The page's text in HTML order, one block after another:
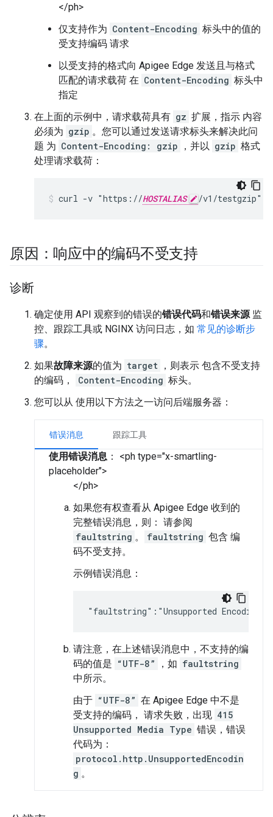
</ph>
仅支持作为 Content-Encoding 标头中的值的
受支持编码 请求
以受支持的格式向 Apigee Edge 发送且与格式
匹配的请求载荷 在 Content-Encoding 标头中
指定
在上面的示例中，请求载荷具有 gz 扩展，指示 内容
必须为 gzip 。您可以通过发送请求标头来解决此问
题 为 Content-Encoding: gzip ，并以 gzip 格式
处理请求载荷：
curl -v "https://HOSTALIAS
原因：响应中的编码不受支持
诊断
确定使用 API 观察到的错误的错误代码和错误来源 监
控、跟踪工具或 NGINX 访问日志，如 常见的诊断步
骤。
如果故障来源的值为 target
，则表示 包含不受支持
的编码，
Content-Encoding 标头。
您可以从 使用以下方法之一访问后端服务器：
错误消息 跟踪工具
使用错误消息 ： <ph type="x-smartling-
placeholder">
</ph>
如果您有权查看从 Apigee Edge 收到的
完整错误消息，则： 请参阅
faultstring 。 faultstring 包含 编
码不受支持。
示例错误消息：
"faultstring":"Unsupported Encoding
请注意，在上述错误消息中，不支持的编
码的值是 “UTF-8” ，如 faultstring
中所示。
由于 “UTF-8” 在 Apigee Edge 中不是
受支持的编码， 请求失败，出现 415
Unsupported Media Type 错误，错误
代码为：
protocol.http.UnsupportedEncodin
g 。